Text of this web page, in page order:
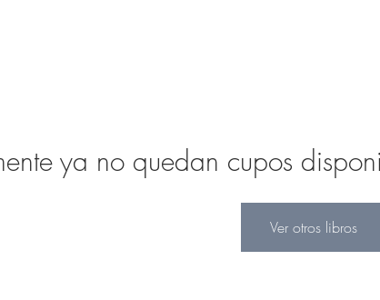
ya no quedan cupos
Ver otros libros